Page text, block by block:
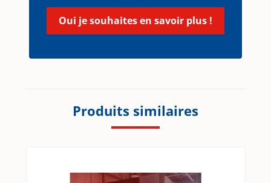
Oui je souhaites en savoir plus !
Produits similaires